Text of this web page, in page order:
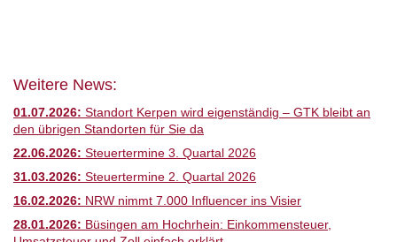
Weitere News:
01.07.2026: Standort Kerpen wird eigenständig – GTK bleibt an
den übrigen Standorten für Sie da
22.06.2026: Steuertermine 3. Quartal 2026
31.03.2026: Steuertermine 2. Quartal 2026
16.02.2026: NRW nimmt 7.000 Influencer ins Visier
28.01.2026: Büsingen am Hochrhein: Einkommensteuer,